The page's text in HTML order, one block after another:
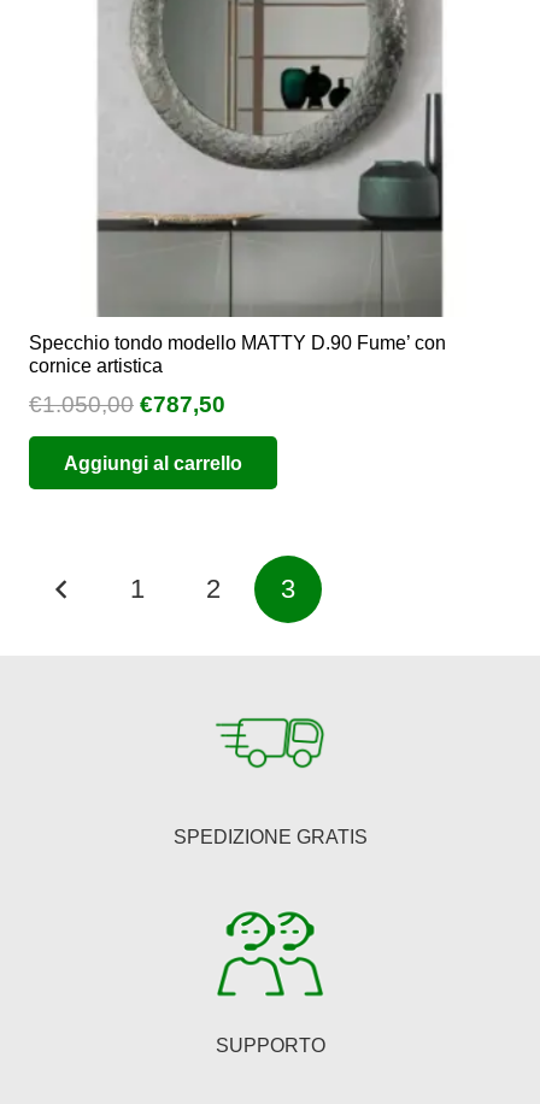
Specchio tondo modello MATTY D.90 Fume’ con
cornice artistica
€1.050,00 Il
prezzo
originale
era:
€787,50
prezzo
attuale
è:
Aggiungi al carrello
Paginazione
1 2 3
SPEDIZIONE GRATIS
SUPPORTO